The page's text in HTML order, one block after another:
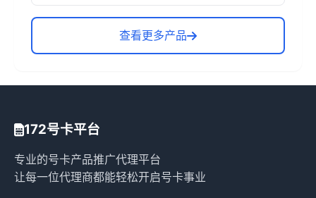
查看更多产品
172号卡平台
专业的号卡产品推广代理平台
让每一位代理商都能轻松开启号卡事业